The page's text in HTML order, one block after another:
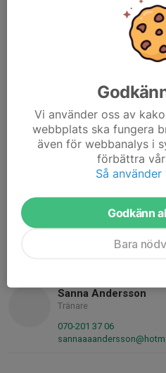
jesper.eriksson@rekab.se
070-247 67 08
Jonathan Berfenhag
072-300 84 70
Ludwig Rydén
Tränare
Sanna Andersson
Tränare
070-201 37 06
Vi använder oss av
webbplats ska fungera
även för webbanalys i
förbättra
Så
Godkänn
Bara